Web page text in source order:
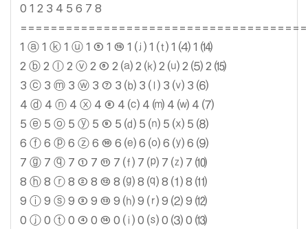
0 1 2 3 4 5 6 7 8
1 ⓐ 1 ⓚ 1 ⓤ 1 ⑤ 1 ⑮ 1 ⒥ 1 ⒯ 1 ⑷ 1 ⒁
2 ⓑ 2 ⓛ 2 ⓥ 2 ⑥ 2 ⒜ 2 ⒦ 2 ⒰ 2 ⑸ 2 ⒂
3 ⓒ 3 ⓜ 3 ⓦ 3 ⑦ 3 ⒝ 3 ⒧ 3 ⒱ 3 ⑹
4 ⓓ 4 ⓝ 4 ⓧ 4 ⑧ 4 ⒞ 4 ⒨ 4 ⒲ 4 ⑺
5 ⓔ 5 ⓞ 5 ⓨ 5 ⑨ 5 ⒟ 5 ⒩ 5 ⒳ 5 ⑻
6 ⓕ 6 ⓟ 6 ⓩ 6 ⑩ 6 ⒠ 6 ⒪ 6 ⒴ 6 ⑼
7 ⓖ 7 ⓠ 7 ① 7 ⑪ 7 ⒡ 7 ⒫ 7 ⒵ 7 ⑽
8 ⓗ 8 ⓡ 8 ② 8 ⑫ 8 ⒢ 8 ⒬ 8 ⑴ 8 ⑾
9 ⓘ 9 ⓢ 9 ③ 9 ⑬ 9 ⒣ 9 ⒭ 9 ⑵ 9 ⑿
0 ⓙ 0 ⓣ 0 ④ 0 ⑭ 0 ⒤ 0 ⒮ 0 ⑶ 0 ⒀